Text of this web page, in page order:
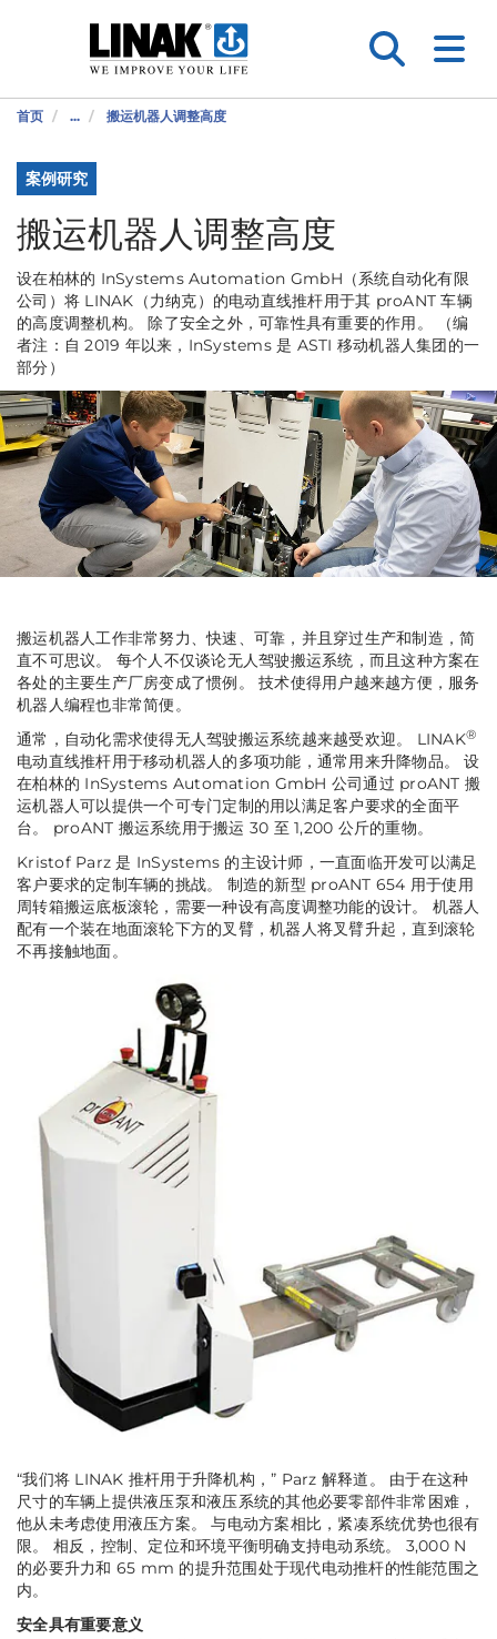
首页 ... 搬运机器人调整高度
案例研究
搬运机器人调整高度
设在柏林的 InSystems Automation GmbH（系统自动化有限
公司）将 LINAK（力纳克）的电动直线推杆用于其 proANT 车辆
的高度调整机构。 除了安全之外，可靠性具有重要的作用。 （编
者注：自 2019 年以来，InSystems 是 ASTI 移动机器人集团的一
部分）
搬运机器人工作非常努力、快速、可靠，并且穿过生产和制造，简
直不可思议。 每个人不仅谈论无人驾驶搬运系统，而且这种方案在
各处的主要生产厂房变成了惯例。 技术使得用户越来越方便，服务
机器人编程也非常简便。
通常，自动化需求使得无人驾驶搬运系统越来越受欢迎。 LINAK®
电动直线推杆用于移动机器人的多项功能，通常用来升降物品。 设
在柏林的 InSystems Automation GmbH 公司通过 proANT 搬
运机器人可以提供一个可专门定制的用以满足客户要求的全面平
台。 proANT 搬运系统用于搬运 30 至 1,200 公斤的重物。
Kristof Parz 是 InSystems 的主设计师，一直面临开发可以满足
客户要求的定制车辆的挑战。 制造的新型 proANT 654 用于使用
周转箱搬运底板滚轮，需要一种设有高度调整功能的设计。 机器人
配有一个装在地面滚轮下方的叉臂，机器人将叉臂升起，直到滚轮
不再接触地面。
“我们将 LINAK 推杆用于升降机构，” Parz 解释道。 由于在这种
尺寸的车辆上提供液压泵和液压系统的其他必要零部件非常困难，
他从未考虑使用液压方案。 与电动方案相比，紧凑系统优势也很有
限。 相反，控制、定位和环境平衡明确支持电动系统。 3,000 N
的必要升力和 65 mm 的提升范围处于现代电动推杆的性能范围之
内。
安全具有重要意义